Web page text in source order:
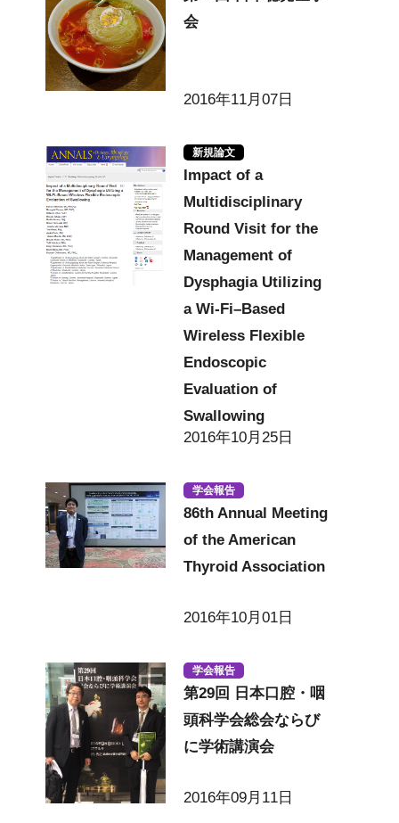
会
2016年11月07日
新規論文
Impact of a
Multidisciplinary
Round Visit for the
Management of
Dysphagia Utilizing
a Wi-Fi–Based
Wireless Flexible
Endoscopic
Evaluation of
Swallowing
2016年10月25日
学会報告
86th Annual Meeting
of the American
Thyroid Association
2016年10月01日
学会報告
第29回 日本口腔・咽
頭科学会総会ならび
に学術講演会
2016年09月11日